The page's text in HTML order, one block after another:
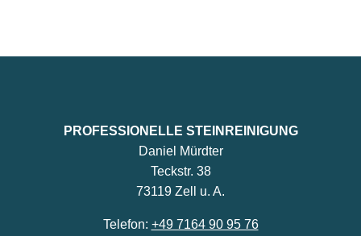
PROFESSIONELLE STEINREINIGUNG
Daniel Mürdter
Teckstr. 38
73119 Zell u. A.
Telefon: +49 7164 90 95 76